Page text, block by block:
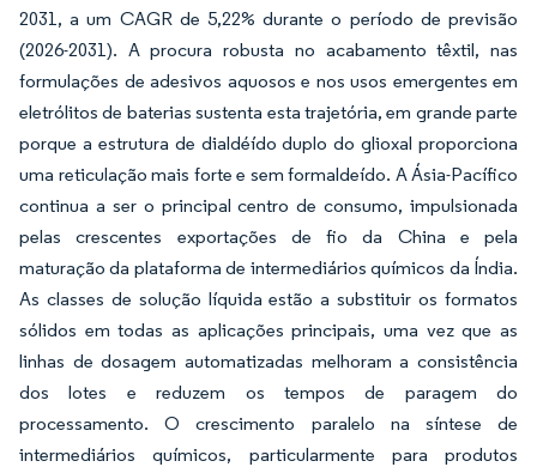
2031, a um CAGR de 5,22% durante o período de previsão
(2026-2031). A procura robusta no acabamento têxtil, nas
formulações de adesivos aquosos e nos usos emergentes em
eletrólitos de baterias sustenta esta trajetória, em grande parte
porque a estrutura de dialdéído duplo do glioxal proporciona
uma reticulação mais forte e sem formaldeído. A Ásia-Pacífico
continua a ser o principal centro de consumo, impulsionada
pelas crescentes exportações de fio da China e pela
maturação da plataforma de intermediários químicos da Índia.
As classes de solução líquida estão a substituir os formatos
sólidos em todas as aplicações principais, uma vez que as
linhas de dosagem automatizadas melhoram a consistência
dos lotes e reduzem os tempos de paragem do
processamento. O crescimento paralelo na síntese de
intermediários químicos, particularmente para produtos